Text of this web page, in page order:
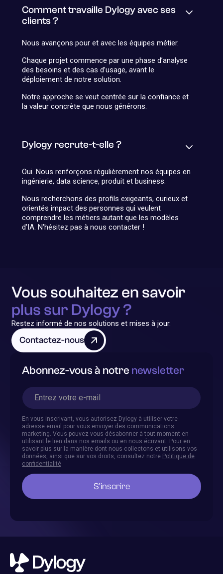
Comment travaille Dylogy avec ses
clients ?
Nous avançons pour et avec les équipes métier.
Chaque projet commence par une phase d’analyse
des besoins et des cas d’usage, avant le
déploiement de notre solution.
Notre approche se veut centrée sur la confiance et
la valeur concrète que nous générons.
Dylogy recrute-t-elle ?
Oui. Nous renforçons régulièrement nos équipes en
ingénierie, data science, produit et business.
Nous recherchons des profils exigeants, curieux et
orientés impact des personnes qui veulent
comprendre les métiers autant que les modèles
d'IA. N'hésitez pas à nous contacter !
Vous souhaitez en savoir
plus sur Dylogy ?
Restez informé de nos solutions et mises à jour.
Contactez-nous
Abonnez-vous à notre newsletter
En vous inscrivant, vous autorisez Dylogy à utiliser votre
adresse email pour vous envoyer des communications
marketing. Vous pouvez vous désabonner à tout moment en
utilisant le lien dans nos emails ou en nous écrivant. Pour en
savoir plus sur la manière dont nous collectons et utilisons vos
données, ainsi que sur vos droits, consultez notre Politique de
confidentialité